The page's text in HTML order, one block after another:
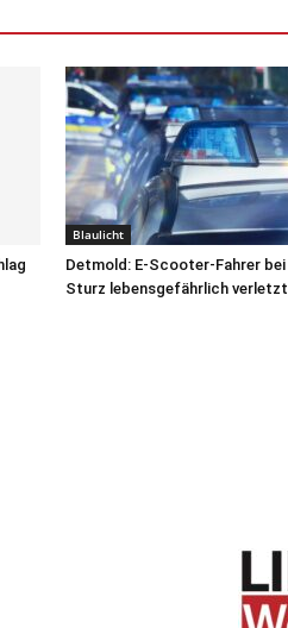
Blaulicht
Detmold: E-Scooter-Fahrer bei
Sturz lebensgefährlich verletzt